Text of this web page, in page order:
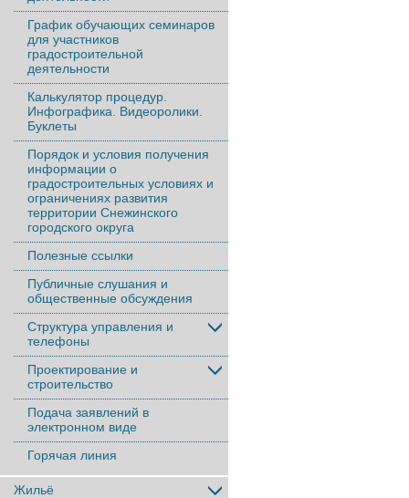
График обучающих семинаров
для участников
градостроительной
деятельности
Калькулятор процедур.
Инфографика. Видеоролики.
Буклеты
Порядок и условия получения
информации о
градостроительных условиях и
ограничениях развития
территории Снежинского
городского округа
Полезные ссылки
Публичные слушания и
общественные обсуждения
Структура управления и
телефоны
Проектирование и
строительство
Подача заявлений в
электронном виде
Горячая линия
Жильё